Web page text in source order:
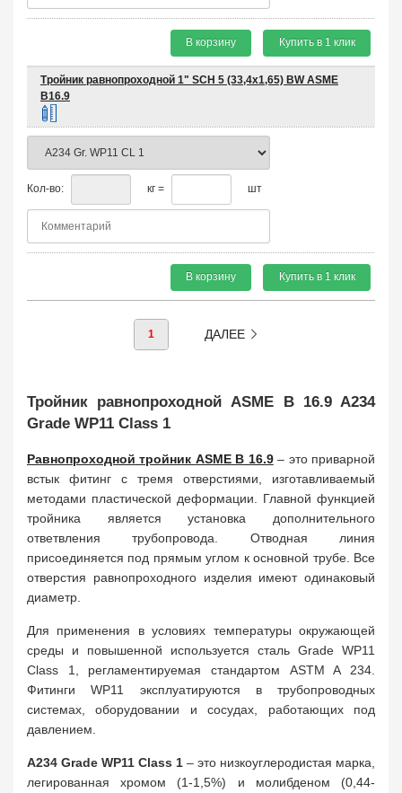
В корзину Купить в 1 клик
Тройник равнопроходной 1" SCH 5 (33,4х1,65) BW ASME
B16.9
Кол-во: кг = шт
В корзину Купить в 1 клик
1 ДАЛЕЕ
Тройник равнопроходной ASME B 16.9 A234
Grade WP11 Class 1
Равнопроходной тройник ASME B 16.9– это приварной
встык фитинг с тремя отверстиями, изготавливаемый
методами пластической деформации. Главной функцией
тройника является установка дополнительного
ответвления трубопровода. Отводная линия
присоединяется под прямым углом к основной трубе. Все
отверстия равнопроходного изделия имеют одинаковый
диаметр.
Для применения в условиях температуры окружающей
среды и повышенной используется сталь Grade WP11
Class 1, регламентируемая стандартом ASTM A 234.
Фитинги WP11 эксплуатируются в трубопроводных
системах, оборудовании и сосудах, работающих под
давлением.
A234 Grade WP11 Class 1 – это низкоуглеродистая марка,
легированная хромом (1-1,5%) и молибденом (0,44-